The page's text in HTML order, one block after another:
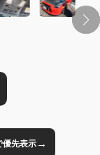
先表示→